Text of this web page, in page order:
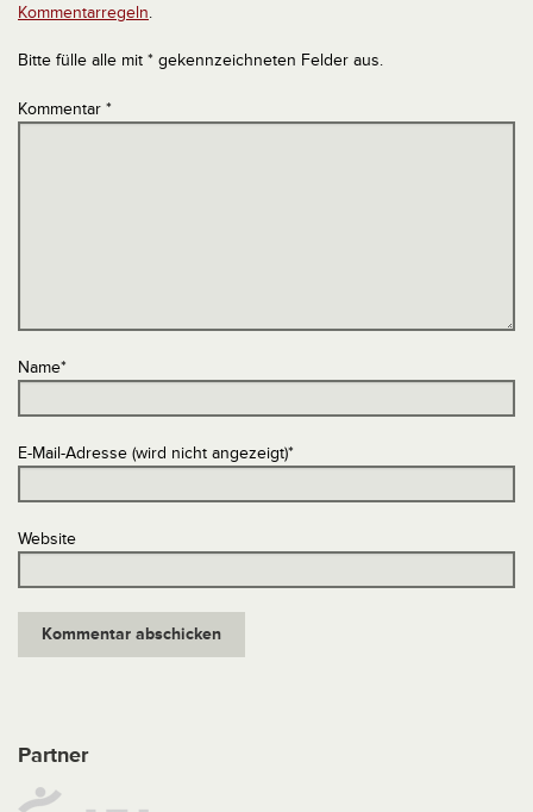
Kommentarregeln.
Bitte fülle alle mit * gekennzeichneten Felder aus.
Kommentar *
Name*
E-Mail-Adresse (wird nicht angezeigt)*
Website
Partner